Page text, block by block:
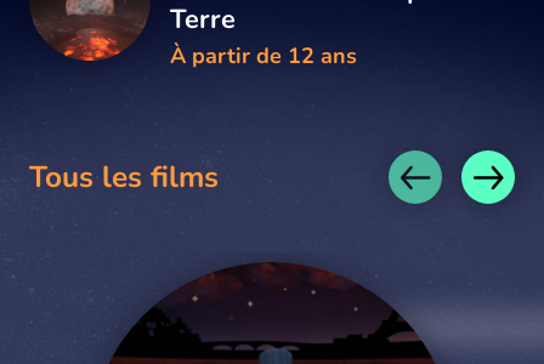
Terre
À partir de 12 ans
Tous les films